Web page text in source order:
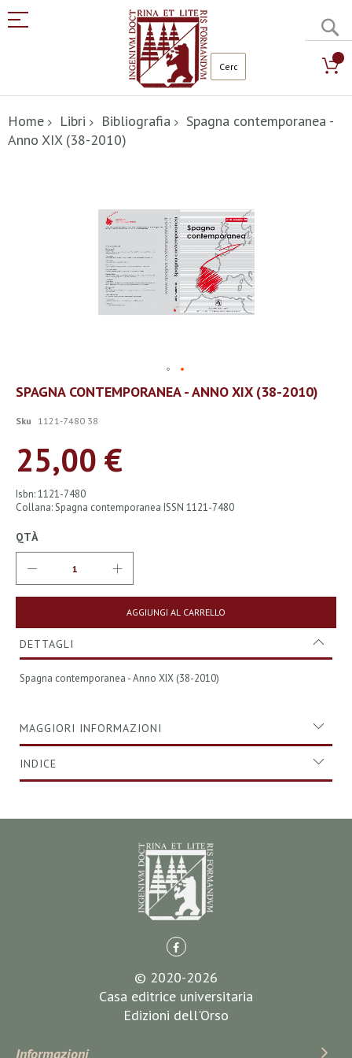
al
contenuto
Home Libri Bibliografia
Spagna contemporanea -
Anno XIX (38-2010)
Vai
all'inizio
galleria
immagini
SPAGNA CONTEMPORANEA - ANNO XIX (38-2010)
Sku 1121-7480 38
25,00 €
Isbn: 1121-7480
Collana: Spagna contemporanea ISSN 1121-7480
QTÀ
AGGIUNGI AL CARRELLO
DETTAGLI
Spagna contemporanea - Anno XIX (38-2010)
MAGGIORI INFORMAZIONI
INDICE
© 2020-2026
Casa editrice universitaria
Edizioni dell'Orso
Informazioni